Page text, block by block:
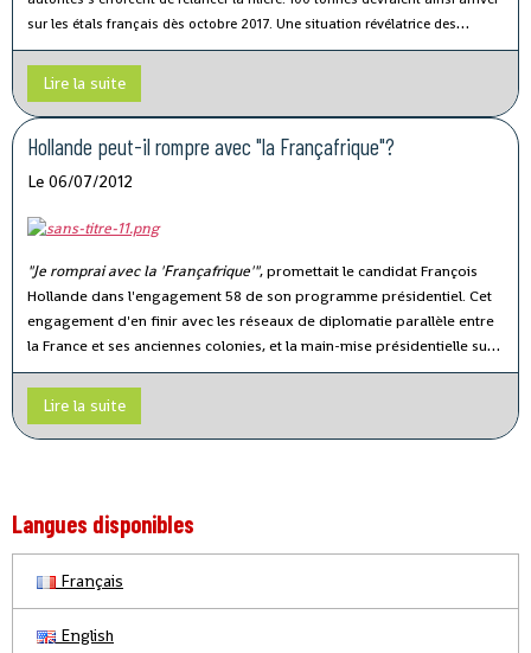
sur les étals français dès octobre 2017. Une situation révélatrice des
problèmes de l’agriculture du pays.
Lire la suite
Hollande peut-il rompre avec "la Françafrique"?
Le 06/07/2012
"Je romprai avec la 'Françafrique'", promettait le candidat François
Hollande dans l'engagement 58 de son programme présidentiel. Cet
engagement d'en finir avec les réseaux de diplomatie parallèle entre
la France et ses anciennes colonies, et la main-mise présidentielle sur
les dossiers africains, d'autres présidents l'ont pris avant lui.
Lire la suite
Langues disponibles
Français
English